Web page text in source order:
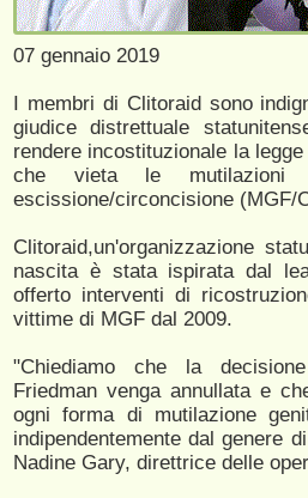
07 gennaio 2019
I membri di Clitoraid sono
giudice distrettuale
rendere incostituzionale la
che vieta le mutilazioni
escissione/circoncisione (MGF/
Clitoraid,un'organizzazione
nascita è stata ispirata dal
offerto interventi di
vittime di MGF dal 2009.
"Chiediamo che la
Friedman venga annullata e
ogni forma di mutilazione
indipendentemente dal genere
Nadine Gary, direttrice delle